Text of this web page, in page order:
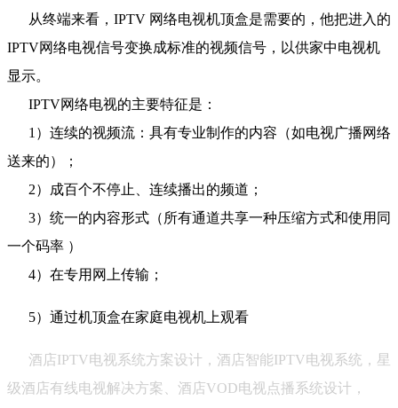
从终端来看，IPTV 网络电视机顶盒是需要的，他把进入的
IPTV网络电视信号变换成标准的视频信号，以供家中电视机
显示。
IPTV网络电视的主要特征是：
1）连续的视频流：具有专业制作的内容（如电视广播网络
送来的）；
2）成百个不停止、连续播出的频道；
3）统一的内容形式（所有通道共享一种压缩方式和使用同
一个码率 ）
4）在专用网上传输；
5）通过机顶盒在家庭电视机上观看
酒店IPTV电视系统方案设计，酒店智能IPTV电视系统，星
级酒店有线电视解决方案、酒店VOD电视点播系统设计，